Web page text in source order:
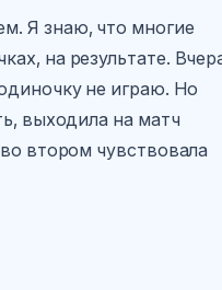
Я знаю, что многие
на результате.
не играю. Но
выходила на матч
втором чувствовала